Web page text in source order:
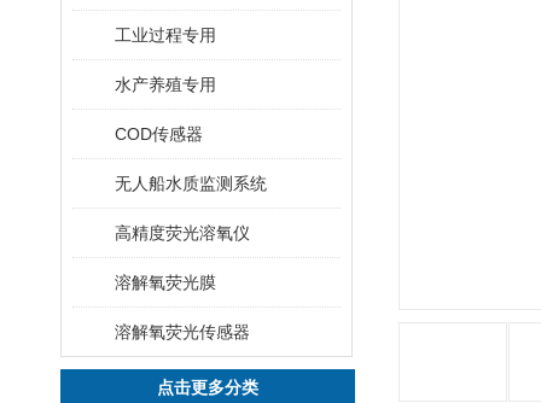
工业过程专用
水产养殖专用
COD传感器
无人船水质监测系统
高精度荧光溶氧仪
溶解氧荧光膜
溶解氧荧光传感器
点击更多分类